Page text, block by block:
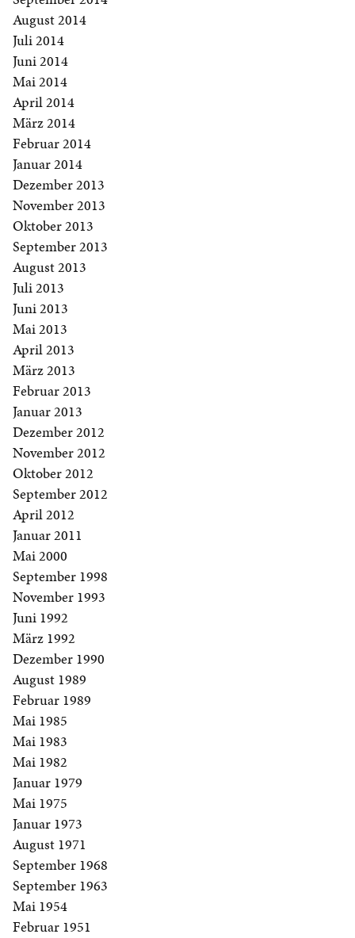
August 2014
Juli 2014
Juni 2014
Mai 2014
April 2014
März 2014
Februar 2014
Januar 2014
Dezember 2013
November 2013
Oktober 2013
September 2013
August 2013
Juli 2013
Juni 2013
Mai 2013
April 2013
März 2013
Februar 2013
Januar 2013
Dezember 2012
November 2012
Oktober 2012
September 2012
April 2012
Januar 2011
Mai 2000
September 1998
November 1993
Juni 1992
März 1992
Dezember 1990
August 1989
Februar 1989
Mai 1985
Mai 1983
Mai 1982
Januar 1979
Mai 1975
Januar 1973
August 1971
September 1968
September 1963
Mai 1954
Februar 1951